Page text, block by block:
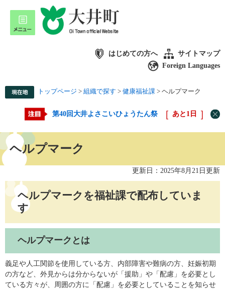
はじめての方へ
サイトマップ
Foreign Languages
トップページ > 組織で探す > 健康福祉課 > ヘルプマーク
第40回大井よさこいひょうたん祭 あと 1 日
ヘルプマーク
更新日：2025年8月21日更新
ヘルプマークを福祉課で配布していま
す
ヘルプマークとは
義足や人工関節を使用している方、内部障害や難病の方、妊娠初期
の方など、外見からは分からないが「援助」や「配慮」を必要とし
ている方々が、周囲の方に「配慮」を必要としていることを知らせ